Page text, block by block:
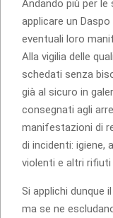
Andando più per le
applicare un
eventuali loro
Alla vigilia delle
schedati senza
già al sicuro in
consegnati agli
manifestazioni di
di incidenti: igiene,
violenti e altri rifiuti
Si applichi dunque
ma se ne